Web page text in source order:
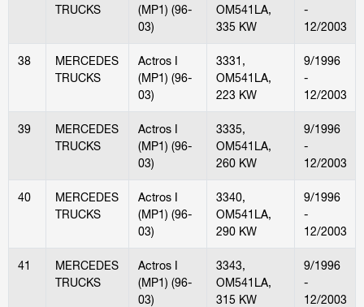
TRUCKS
(MP1) (96-
03)
OM541LA,
335 KW
-
12/2003
38
MERCEDES
TRUCKS
Actros I
(MP1) (96-
03)
3331,
OM541LA,
223 KW
9/1996
-
12/2003
39
MERCEDES
TRUCKS
Actros I
(MP1) (96-
03)
3335,
OM541LA,
260 KW
9/1996
-
12/2003
40
MERCEDES
TRUCKS
Actros I
(MP1) (96-
03)
3340,
OM541LA,
290 KW
9/1996
-
12/2003
41
MERCEDES
TRUCKS
Actros I
(MP1) (96-
03)
3343,
OM541LA,
315 KW
9/1996
-
12/2003